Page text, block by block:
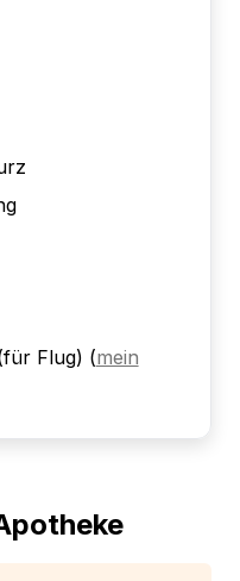
Flug) (mein